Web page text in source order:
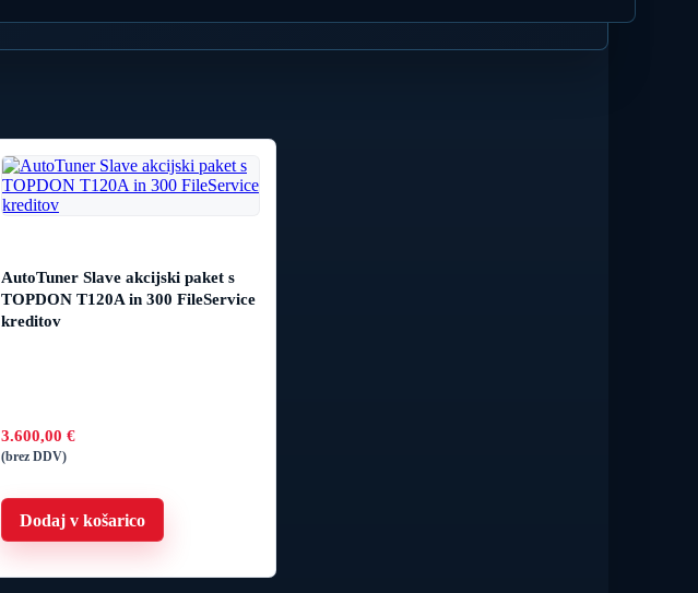
AutoTuner Slave akcijski paket s
TOPDON T120A in 300 FileService
kreditov
3.600,00 €
(brez DDV)
Dodaj v košarico